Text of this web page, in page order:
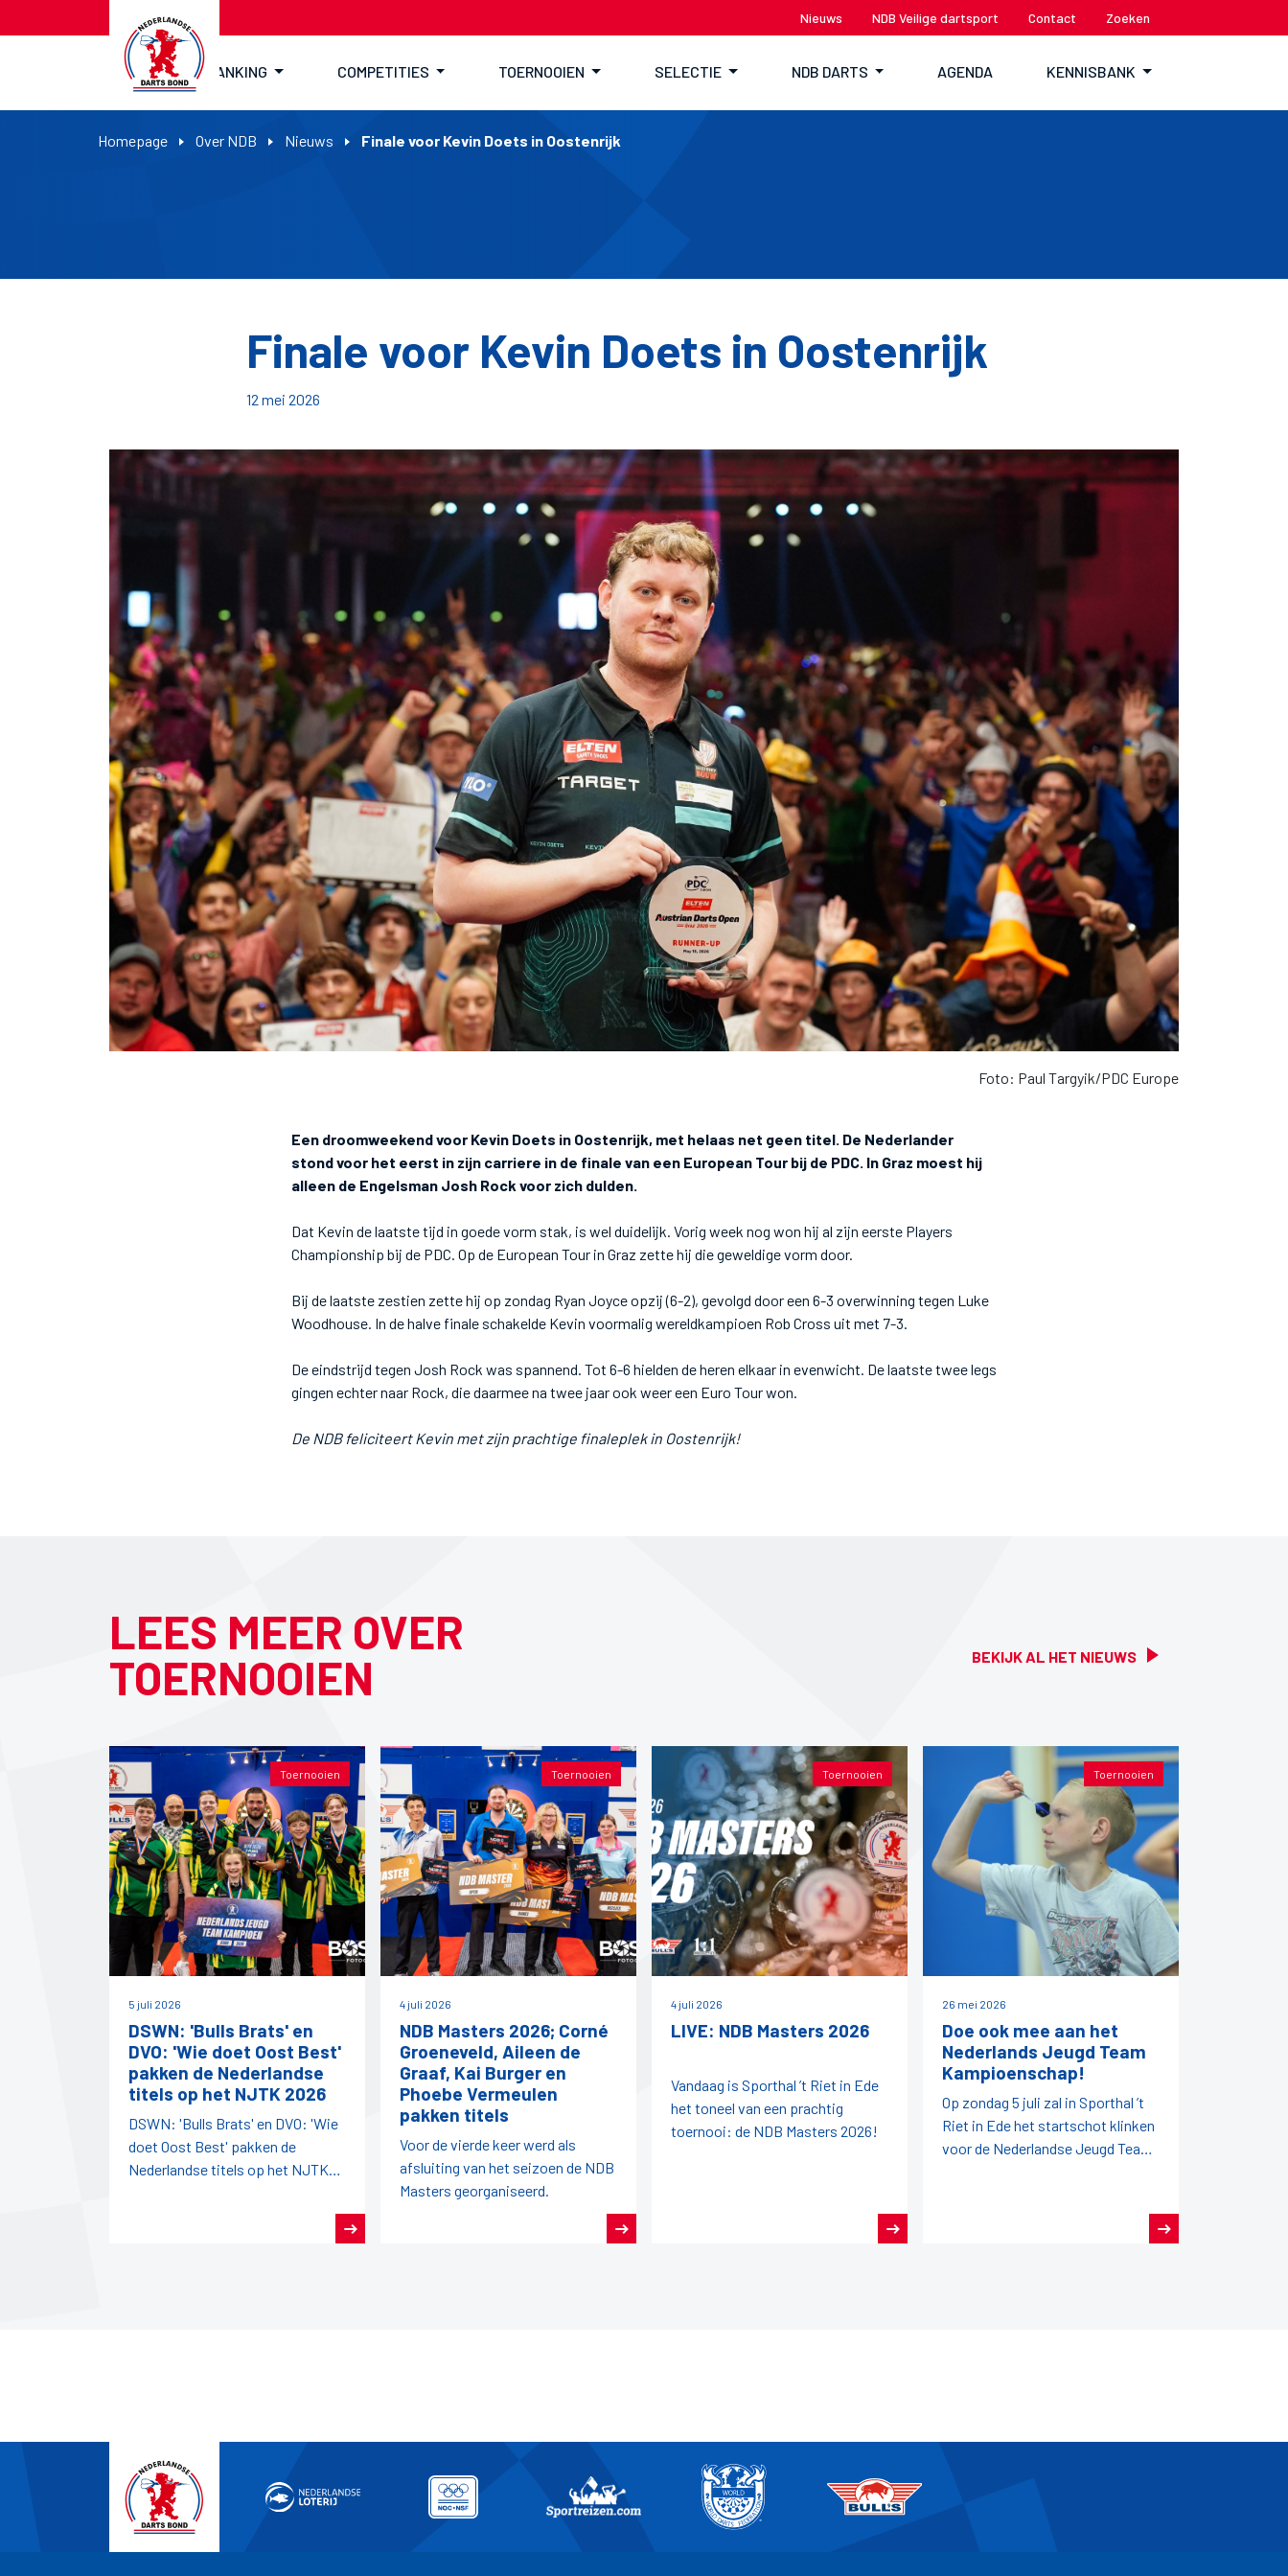
Nieuws NDB Veilige dartsport Contact Zoeken
RANKING COMPETITIES TOERNOOIEN SELECTIE NDB DARTS AGENDA KENNISBANK
Homepage Over NDB Nieuws Finale voor Kevin Doets in Oostenrijk
Finale voor Kevin Doets in Oostenrijk
12 mei 2026
Foto: Paul Targyik/PDC Europe
Een droomweekend voor Kevin Doets in Oostenrijk, met helaas net geen titel. De Nederlander
stond voor het eerst in zijn carriere in de finale van een European Tour bij de PDC. In Graz moest hij
alleen de Engelsman Josh Rock voor zich dulden.
Dat Kevin de laatste tijd in goede vorm stak, is wel duidelijk. Vorig week nog won hij al zijn eerste Players
Championship bij de PDC. Op de European Tour in Graz zette hij die geweldige vorm door.
Bij de laatste zestien zette hij op zondag Ryan Joyce opzij (6-2), gevolgd door een 6-3 overwinning tegen Luke
Woodhouse. In de halve finale schakelde Kevin voormalig wereldkampioen Rob Cross uit met 7-3.
De eindstrijd tegen Josh Rock was spannend. Tot 6-6 hielden de heren elkaar in evenwicht. De laatste twee legs
gingen echter naar Rock, die daarmee na twee jaar ook weer een Euro Tour won.
De NDB feliciteert Kevin met zijn prachtige finaleplek in Oostenrijk!
LEES MEER OVER
TOERNOOIEN
BEKIJK AL HET NIEUWS
Toernooien
5 juli 2026
DSWN: 'Bulls Brats' en
DVO: 'Wie doet Oost Best'
pakken de Nederlandse
titels op het NJTK 2026
DSWN: 'Bulls Brats' en DVO: 'Wie
doet Oost Best' pakken de
Nederlandse titels op het NJTK
Toernooien
4 juli 2026
NDB Masters 2026; Corné
Groeneveld, Aileen de
Graaf, Kai Burger en
Phoebe Vermeulen
pakken titels
Voor de vierde keer werd als
afsluiting van het seizoen de NDB
Masters georganiseerd.
Toernooien
4 juli 2026
LIVE: NDB Masters 2026
Vandaag is Sporthal ’t Riet in Ede
het toneel van een prachtig
toernooi: de NDB Masters 2026!
Toernooien
26 mei 2026
Doe ook mee aan het
Nederlands Jeugd Team
Kampioenschap!
Op zondag 5 juli zal in Sporthal ’t
Riet in Ede het startschot klinken
voor de Nederlandse Jeugd Team